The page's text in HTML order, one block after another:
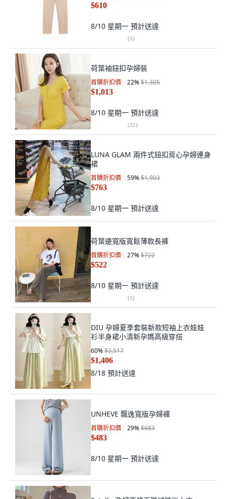
$610
8/10 星期一 預計送達
(1)
荷葉袖鈕扣孕婦裝
首購折扣價 22%$1,305
$1,013
8/10 星期一 預計送達
(32)
LUNA GLAM 兩件式鈕扣背心孕婦連身
裙
首購折扣價 59%$1,903
$763
8/10 星期一 預計送達
荷葉邊寬版寬鬆薄款長褲
首購折扣價 27%$722
$522
8/10 星期一 預計送達
(1)
DIU 孕婦夏季套裝新款短袖上衣娃娃
衫半身裙小清新孕媽高級穿搭
60%$3,517
$1,406
8/18 預計送達
UNHEVE 飄逸寬版孕婦褲
首購折扣價 29%$683
$483
8/10 星期一 預計送達